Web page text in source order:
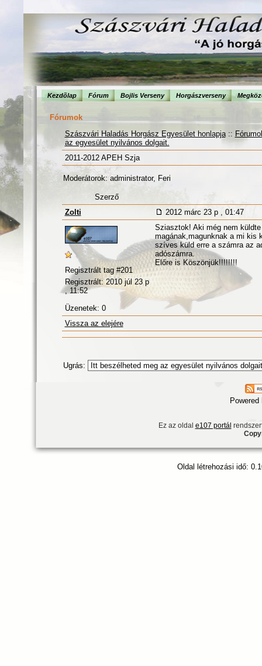
Kezdõlap Fórum Bojlis Verseny Horgászverseny
Fórumok
Szászvári Haladás Horgász Egyesület honlapja::
az egyesület nyilvános dolgait.
2011-2012 APEH Szja
Moderátorok: administrator, Feri
Szerző
Zolti
2012 márc 23 p , 01:47
Regisztrált tag #201
Regisztrált: 2010 júl 23 p
, 11:52
Üzenetek: 0
Sziasztok! Aki még nem
magának,magunknak a mi kis
szíves küld erre a számra az
adószámra.
Előre is Köszönjük!!!!!!!!
Vissza az elejére
Ugrás:
Ez az oldal e107 portál
Oldal létrehozási idő: